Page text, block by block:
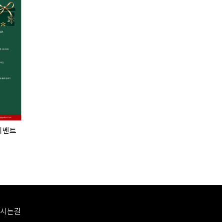
벤트
는길